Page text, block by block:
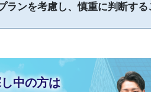
ランを考慮し、慎重に判断す
中の方は